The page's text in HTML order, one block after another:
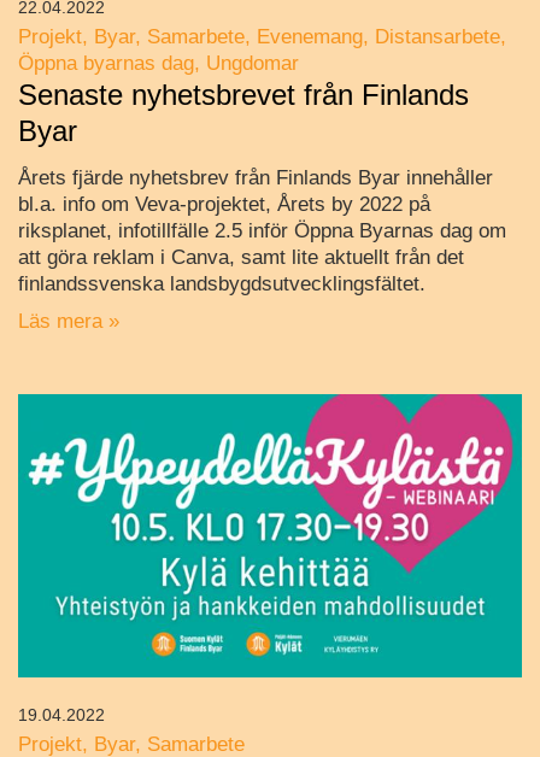
Projekt Byar Samarbete Evenemang Distansarbete
Öppna byarnas dag Ungdomar
Senaste nyhetsbrevet från Finlands
Byar
Årets fjärde nyhetsbrev från Finlands Byar innehåller
bl.a. info om Veva-projektet, Årets by 2022 på
riksplanet, infotillfälle 2.5 inför Öppna Byarnas dag om
att göra reklam i Canva, samt lite aktuellt från det
finlandssvenska landsbygdsutvecklingsfältet.
Läs mera »
22.04.2022
Projekt Byar Samarbete
19.04.2022